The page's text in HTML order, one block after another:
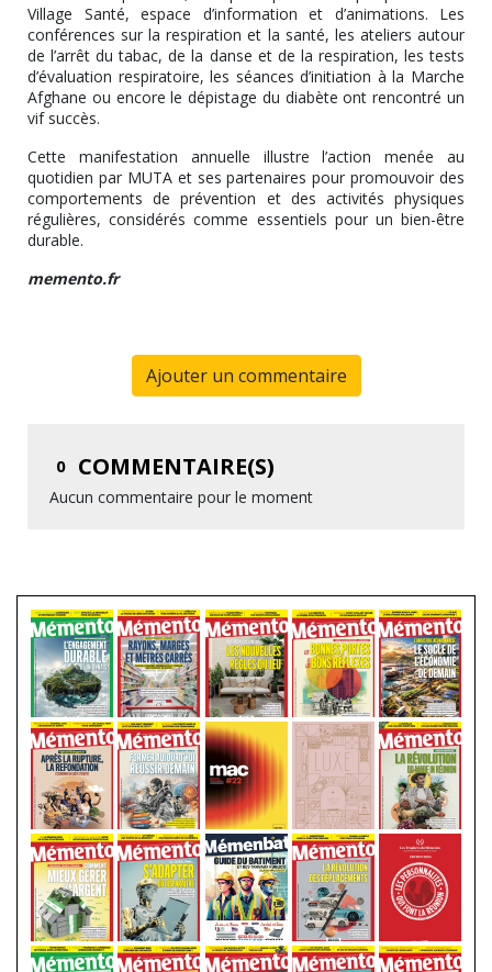
Village Santé, espace d’information et d’animations. Les
conférences sur la respiration et la santé, les ateliers autour
de l’arrêt du tabac, de la danse et de la respiration, les tests
d’évaluation respiratoire, les séances d’initiation à la Marche
Afghane ou encore le dépistage du diabète ont rencontré un
vif succès.
Cette manifestation annuelle illustre l’action menée au
quotidien par MUTA et ses partenaires pour promouvoir des
comportements de prévention et des activités physiques
régulières, considérés comme essentiels pour un bien-être
durable.
memento.fr
Ajouter un commentaire
0 COMMENTAIRE(S)
Aucun commentaire pour le moment